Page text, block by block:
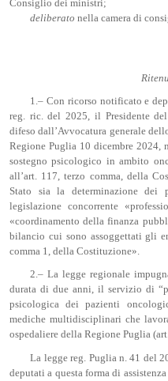
Consiglio dei ministri;
deliberato nella camera di
1.– Con ricorso notificato e
reg. ric. del 2025, il Presidente
difeso dall’Avvocatura generale
Regione Puglia 10 dicembre 2024,
sostegno psicologico in ambito
all’art. 117, terzo comma, della
Stato sia la determinazione dei
legislazione concorrente
«coordinamento della finanza
bilancio cui sono assoggettati gli
comma 1, della Costituzione».
2.– La legge regionale
durata di due anni, il servizio di
psicologica dei pazienti
mediche multidisciplinari che
ospedaliere della Regione Puglia
La legge reg. Puglia n. 41 del
deputati a questa forma di